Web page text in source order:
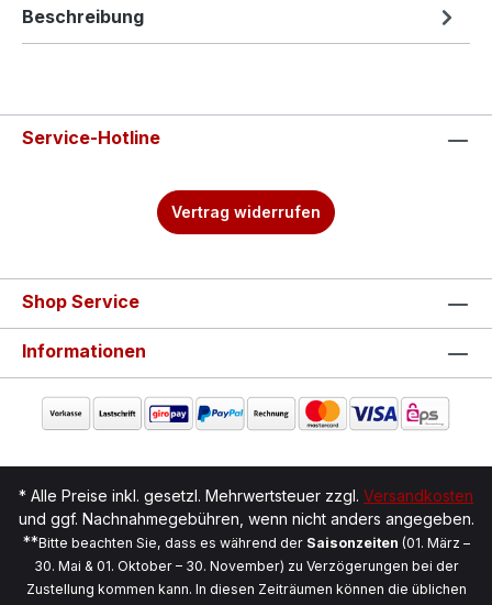
Beschreibung
Service-Hotline
Vertrag widerrufen
Shop Service
Informationen
* Alle Preise inkl. gesetzl. Mehrwertsteuer zzgl. Versandkosten
und ggf. Nachnahmegebühren, wenn nicht anders angegeben.
**Bitte beachten Sie, dass es während der Saisonzeiten (01. März –
30. Mai & 01. Oktober – 30. November) zu Verzögerungen bei der
Zustellung kommen kann. In diesen Zeiträumen können die üblichen